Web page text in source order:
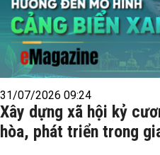
31/07/2026 09:24
Xây dựng xã hội kỷ
hòa, phát triển trong